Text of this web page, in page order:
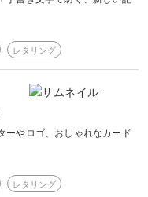
レタリング
ーやロゴ、おしゃれなカード
レタリング